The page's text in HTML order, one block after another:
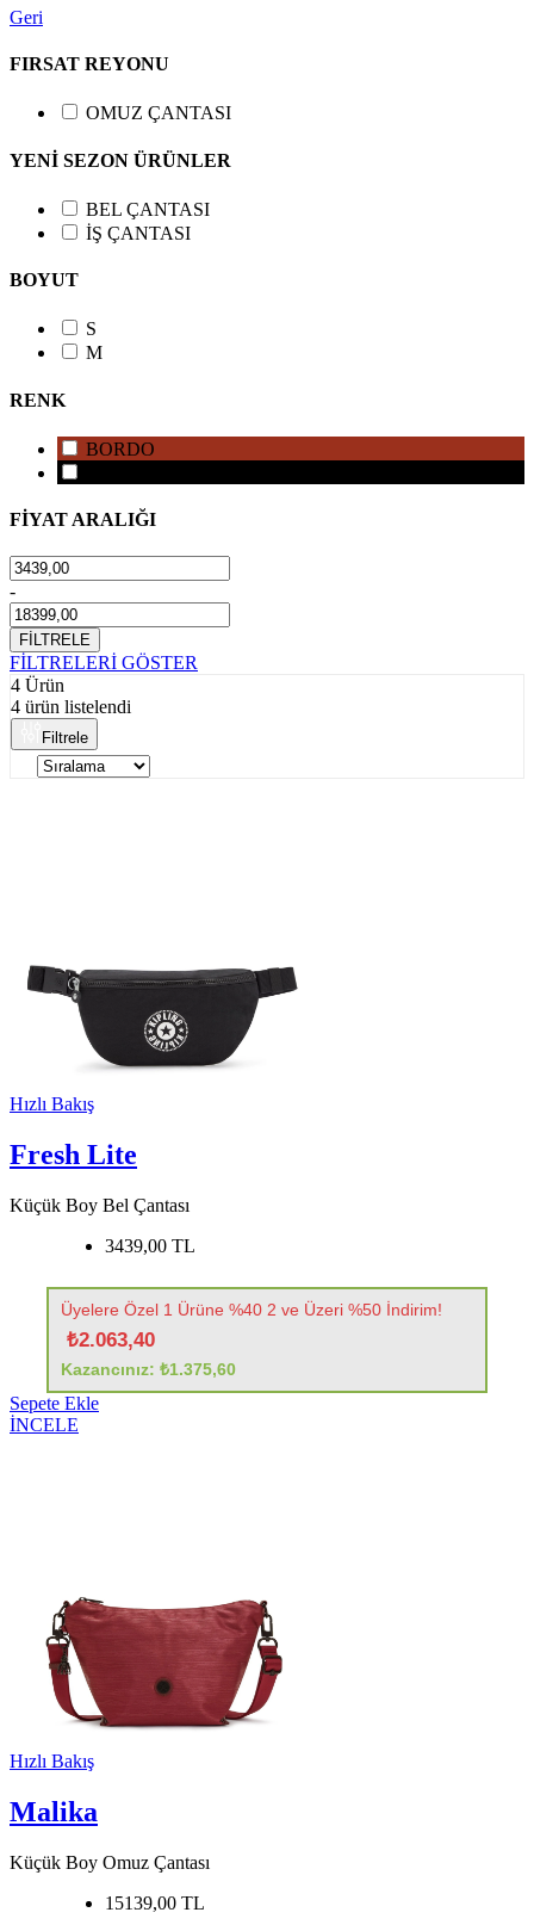
Geri
FIRSAT REYONU
OMUZ ÇANTASI
YENİ SEZON ÜRÜNLER
BEL ÇANTASI
İŞ ÇANTASI
BOYUT
S
M
RENK
BORDO
FİYAT ARALIĞI
-
FİLTRELE
FİLTRELERİ GÖSTER
4 Ürün
4 ürün listelendi
Filtrele
Hızlı Bakış
Fresh Lite
Küçük Boy Bel Çantası
3439,00 TL
Üyelere Özel 1 Ürüne %40 2 ve Üzeri %50 İndirim!
₺2.063,40
Kazancınız: ₺1.375,60
Sepete Ekle
İNCELE
Hızlı Bakış
Malika
Küçük Boy Omuz Çantası
15139,00 TL